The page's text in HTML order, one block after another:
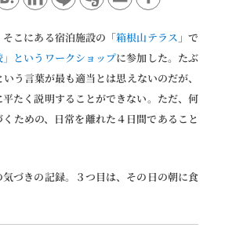
こにある宿泊施設の「箱根山テラス 」で
」というワークショップに参加した。たぶ
う言葉が最も適当とは思えないのだが、
たく説明することができない。ただ、何
ための、日常を離れた４日間であること
づきの記録。３つ目は、その日の朝に食